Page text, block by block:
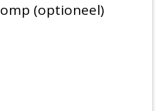
(optioneel)